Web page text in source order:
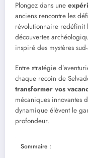
Plongez dans une
anciens rencontre les
révolutionnaire redéfinit
découvertes
inspiré des mystères
Entre stratégie
chaque recoin de
transformer vos
mécaniques innovantes
dynamique élèvent le
profondeur.
Sommaire :